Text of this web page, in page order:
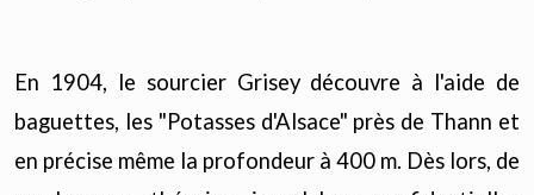
En 1904, le sourcier Grisey découvre à l'aide de
baguettes, les "Potasses d'Alsace" près de Thann et
en précise même la profondeur à 400 m. Dès lors, de